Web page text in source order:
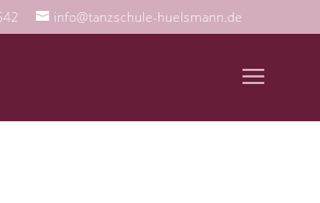
info@tanzschule-huelsmann.de